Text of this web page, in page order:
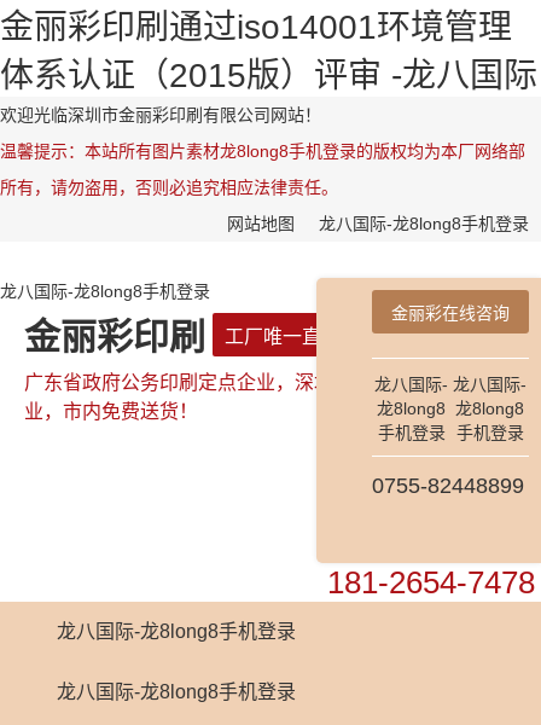
金丽彩印刷通过iso14001环境管理
体系认证（2015版）评审 -龙八国际
欢迎光临深圳市金丽彩印刷有限公司网站！
温馨提示：本站所有图片素材龙8long8手机登录的版权均为本厂网络部
所有，请勿盗用，否则必追究相应法律责任。
网站地图
龙八国际-龙8long8手机登录
龙八国际-龙8long8手机登录
金丽彩印刷 工厂唯一直属网站
广东省政府公务印刷定点企业，深圳市政府公务印刷定点企
业，市内免费送货！
181-2654-7478
龙八国际-龙8long8手机登录
龙八国际-龙8long8手机登录
金丽彩在线咨询
龙八国际-
龙8long8
手机登录
龙八国际-
龙8long8
手机登录
0755-82448899